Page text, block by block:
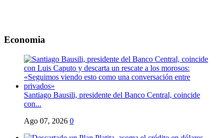
Economia
Santiago Bausili, presidente del Banco Central, coincide
con...
Ago 07, 2026 0